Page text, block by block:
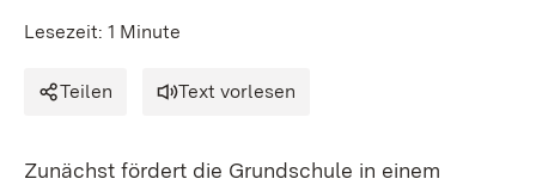
Lesezeit: 1 Minute
Teilen Text vorlesen
Zunächst fördert die Grundschule in einem